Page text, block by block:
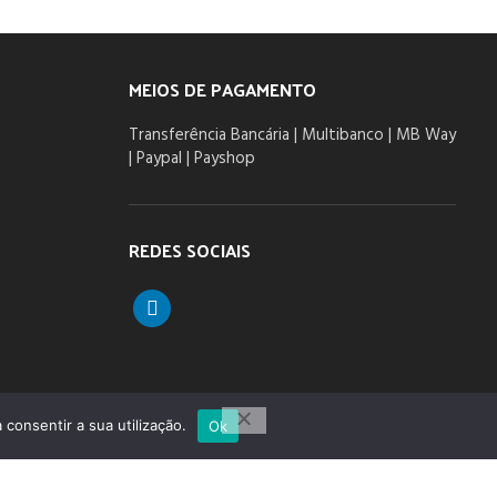
MEIOS DE PAGAMENTO
Transferência Bancária | Multibanco | MB Way
| Paypal | Payshop
REDES SOCIAIS
linkedin
a sua utilização. Ok